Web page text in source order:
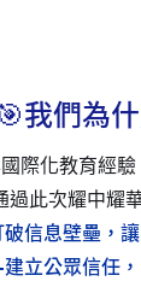
🎯我們為
際化教育經
過此次耀中耀
信息壁壘，
建立公眾信任